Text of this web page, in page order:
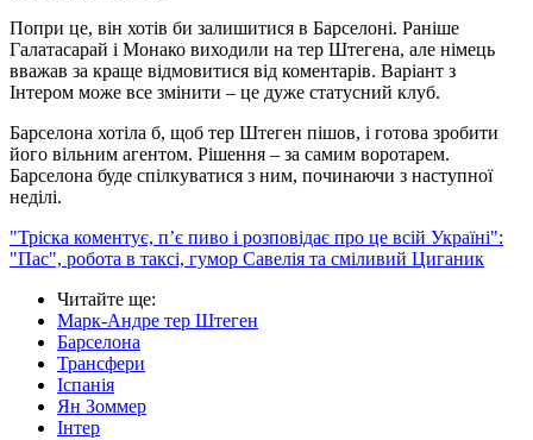
Попри це, він хотів би залишитися в Барселоні. Раніше
Галатасарай і Монако виходили на тер Штегена, але німець
вважав за краще відмовитися від коментарів. Варіант з
Інтером може все змінити – це дуже статусний клуб.
Барселона хотіла б, щоб тер Штеген пішов, і готова зробити
його вільним агентом. Рішення – за самим воротарем.
Барселона буде спілкуватися з ним, починаючи з наступної
неділі.
"Тріска коментує, п’є пиво і розповідає про це всій Україні":
"Пас", робота в таксі, гумор Савелія та сміливий Циганик
Читайте ще:
Марк-Андре тер Штеген
Барселона
Трансфери
Іспанія
Ян Зоммер
Інтер